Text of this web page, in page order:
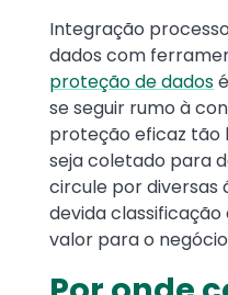
Integração
dados com
proteção de dados
se seguir rumo à
proteção eficaz tão
seja coletado para
circule por diversas
devida classificação
valor para o